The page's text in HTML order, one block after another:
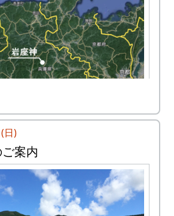
交通機関で岩座神に来るのは、
。最寄りの鉄道の駅 ( JR 西脇市
間弱、最寄りのバス停から徒歩
す。
(日)
案内